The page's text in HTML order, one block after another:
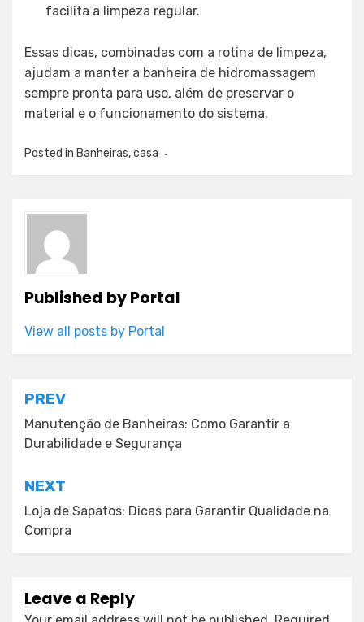
facilita a limpeza regular.
Essas dicas, combinadas com a rotina de limpeza,
ajudam a manter a banheira de hidromassagem
sempre pronta para uso, além de preservar o
material e o funcionamento do sistema.
Posted in Banheiras,casa
Published byPortal
View all posts by Portal
Post
navigation
PREV
Manutenção de Banheiras: Como Garantir a
Durabilidade e Segurança
NEXT
Loja de Sapatos: Dicas para Garantir Qualidade na
Compra
Leave a Reply